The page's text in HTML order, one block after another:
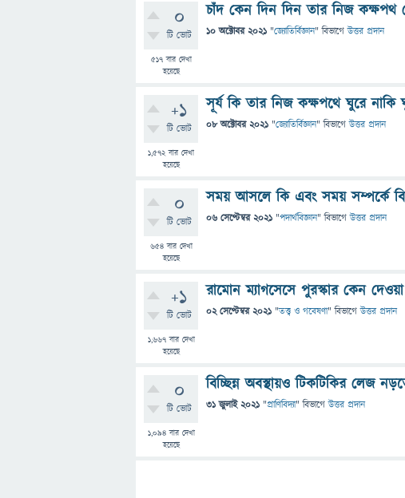
0
টি ভোট
517বার দেখা
হয়েছে
চাঁদ কেন দিন দিন তার নিজ
10 অক্টোবর 2021 "জ্যোতির্বিজ্ঞান" বিভাগে উত্তর প্রদান
+1
টি ভোট
1,572বার দেখা
হয়েছে
সূর্য কি তার নিজ কক্ষপথে ঘুরে নাকি
08 অক্টোবর 2021 "জ্যোতির্বিজ্ঞান" বিভাগে উত্তর প্রদান
0
টি ভোট
654বার দেখা
হয়েছে
সময় আসলে কি এবং সময় সম্পর্কে
06 সেপ্টেম্বর 2021 "পদার্থবিজ্ঞান" বিভাগে উত্তর প্রদান
+1
টি ভোট
1,667বার দেখা
হয়েছে
রামোন ম্যাগসেসে পুরস্কার কেন
02 সেপ্টেম্বর 2021 "তত্ত্ব ও গবেষণা" বিভাগে উত্তর প্রদান
0
টি ভোট
1,094বার দেখা
হয়েছে
বিচ্ছিন্ন অবস্থায়ও টিকটিকির লেজ
31 জুলাই 2021 "প্রাণিবিদ্যা" বিভাগে উত্তর প্রদান